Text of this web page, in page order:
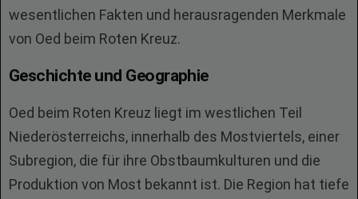
wesentlichen Fakten und herausragenden Merkmale
von Oed beim Roten Kreuz.
Geschichte und Geographie
Oed beim Roten Kreuz liegt im westlichen Teil
Niederösterreichs, innerhalb des Mostviertels, einer
Subregion, die für ihre Obstbaumkulturen und die
Produktion von Most bekannt ist. Die Region hat tiefe